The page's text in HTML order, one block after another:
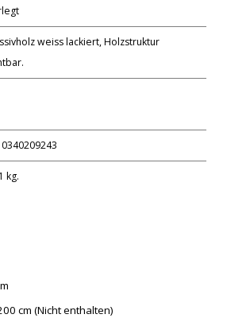
weiss lackiert, Holzstruktur
kg.
cm (Nicht enthalten)